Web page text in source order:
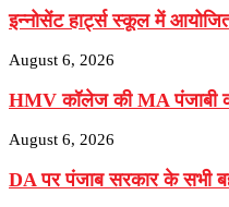
इन्नोसेंट हार्ट्स स्कूल में
August 6, 2026
HMV कॉलेज की MA पंजाबी
August 6, 2026
DA पर पंजाब सरकार के सभी